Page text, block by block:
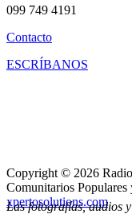
Las fotografías, audios
099 749 4191
Contacto
ESCRÍBANOS
Copyright © 2026
Comunitarios
xpertosolutions.com